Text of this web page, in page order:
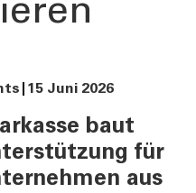
Rufnummern
15 Juni 2026
baut
für
aus